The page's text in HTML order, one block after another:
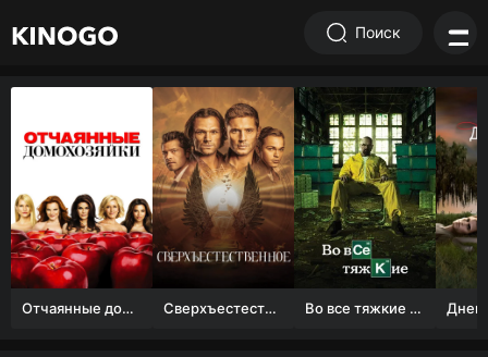
Поиск
Отчаянные домохозяйки (1 сезон) Сверхъестественное Во все тяжкие 1-5 сезон